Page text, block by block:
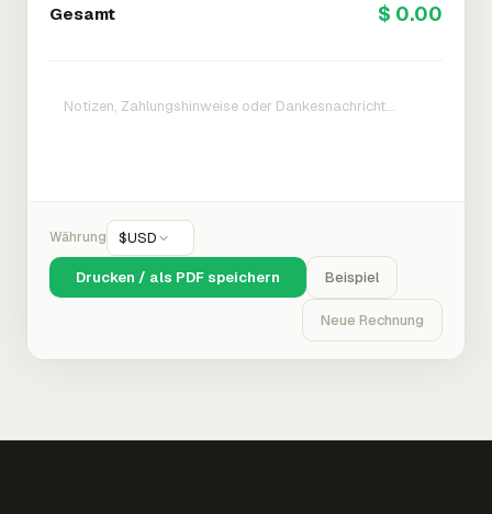
Gesamt $ 0.00
Währung $USD
Drucken / als PDF speichern Beispiel
Neue Rechnung